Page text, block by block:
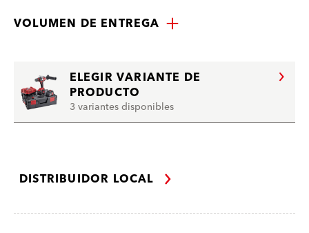
VOLUMEN DE ENTREGA
ELEGIR VARIANTE DE
PRODUCTO
3 variantes disponibles
DISTRIBUIDOR LOCAL